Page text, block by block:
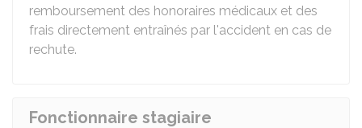
remboursement des honoraires médicaux et des
frais directement entraînés par l'accident en cas de
rechute.
Fonctionnaire stagiaire